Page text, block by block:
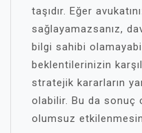
taşıdır. Eğer
sağlayamazsanız,
bilgi sahibi
beklentilerinizin
stratejik kararların
olabilir. Bu da sonuç
olumsuz